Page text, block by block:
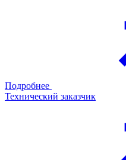
Подробнее
Технический заказчик